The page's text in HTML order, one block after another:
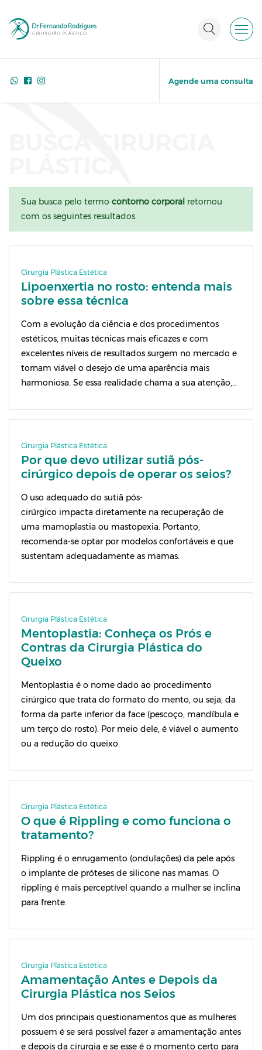
Agende uma consulta
Sua busca pelo termo contorno corporal retornou
com os seguintes resultados.
Cirurgia Plástica Estética
Lipoenxertia no rosto: entenda mais
sobre essa técnica
Com a evolução da ciência e dos procedimentos
estéticos, muitas técnicas mais eficazes e com
excelentes níveis de resultados surgem no mercado e
tornam viável o desejo de uma aparência mais
harmoniosa. Se essa realidade chama a sua atenção,
interessante para você! Essa é uma opção incrível […]
Cirurgia Plástica Estética
Por que devo utilizar sutiã pós-
cirúrgico depois de operar os seios?
O uso adequado do sutiã pós-
cirúrgico impacta diretamente na recuperação de
uma mamoplastia ou mastopexia. Portanto,
recomenda-se optar por modelos confortáveis e que
sustentam adequadamente as mamas.
Cirurgia Plástica Estética
Mentoplastia: Conheça os Prós e
Contras da Cirurgia Plástica do
Queixo
Mentoplastia é o nome dado ao procedimento
cirúrgico que trata do formato do mento, ou seja, da
forma da parte inferior da face (pescoço, mandíbula e
um terço do rosto). Por meio dele, é viável o aumento
ou a redução do queixo.
Cirurgia Plástica Estética
O que é Rippling e como funciona o
tratamento?
Rippling é o enrugamento (ondulações) da pele após
o implante de próteses de silicone nas mamas. O
rippling é mais perceptível quando a mulher se inclina
para frente.
Cirurgia Plástica Estética
Amamentação Antes e Depois da
Cirurgia Plástica nos Seios
Um dos principais questionamentos que as mulheres
possuem é se será possível fazer a amamentação antes
e depois da cirurgia e se esse é o momento certo para